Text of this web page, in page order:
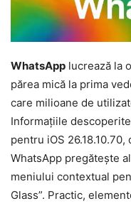
WhatsApp lucrează la
părea mică la prima
care milioane de
Informațiile
pentru iOS
WhatsApp pregătește
meniului contextual
Glass”. Practic,